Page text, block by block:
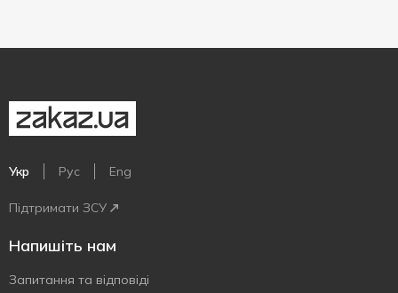
Укр Рус Eng
Підтримати ЗСУ
Напишіть нам
Запитання та відповіді